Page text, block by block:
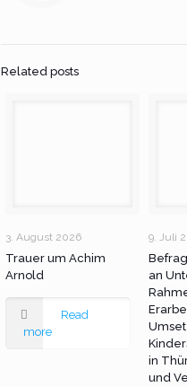
Related posts
3. August 2026
Trauer um Achim
Arnold
Read
more
9. Juli
an
in
und